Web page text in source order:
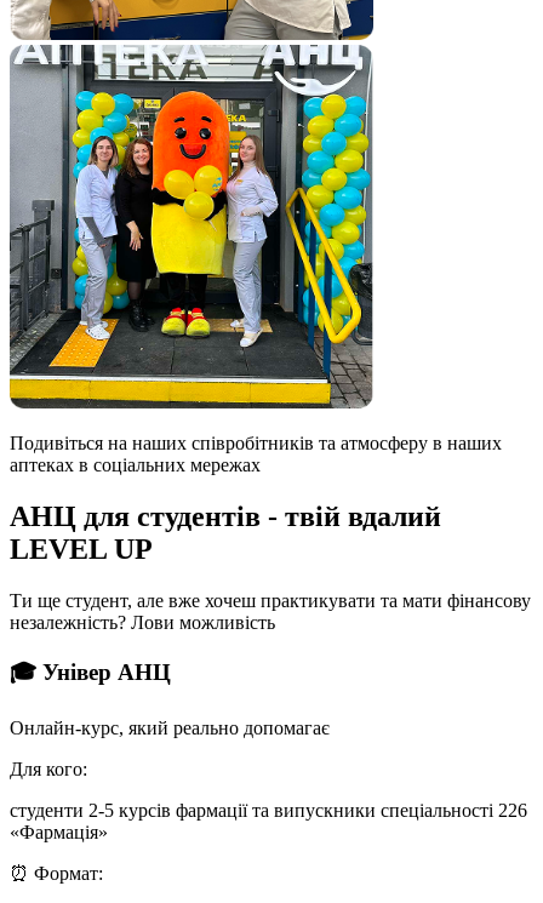
Подивіться на наших співробітників та атмосферу в наших
аптеках в соціальних мережах
АНЦ для студентів - твій вдалий
LEVEL UP
Ти ще студент, але вже хочеш практикувати та мати фінансову
незалежність? Лови можливість
🎓 Універ АНЦ
Онлайн-курс, який реально допомагає
Для кого:
студенти 2-5 курсів фармації та випускники спеціальності 226
«Фармація»
⏰ Формат: